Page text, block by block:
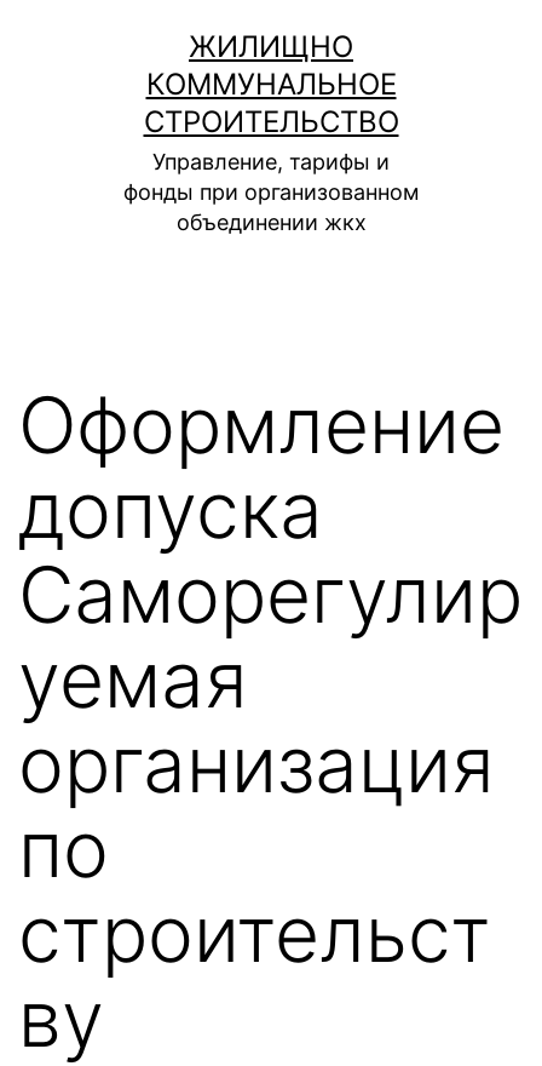
содержимому
ЖИЛИЩНО
КОММУНАЛЬНОЕ
СТРОИТЕЛЬСТВО
Управление, тарифы и
фонды при организованном
объединении жкх
Оформление
допуска
Саморегулир
уемая
организация
по
строительст
ву